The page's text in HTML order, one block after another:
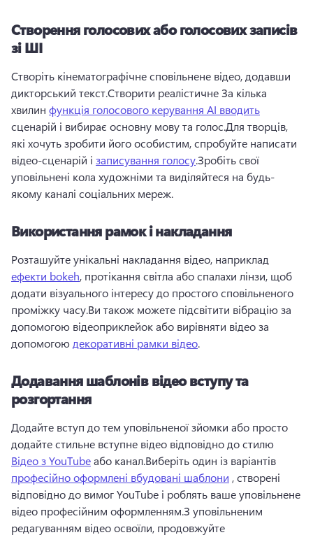
Створення голосових або голосових записів
зі ШІ
Створіть кінематографічне сповільнене відео, додавши
дикторський текст.Створити реалістичне За кілька
хвилин функція голосового керування AI вводить
сценарій і вибирає основну мову та голос.Для творців,
які хочуть зробити його особистим, спробуйте написати
відео-сценарій і записування голосу.Зробіть свої
уповільнені кола художніми та виділяйтеся на будь-
якому каналі соціальних мереж.
Використання рамок і накладання
Розташуйте унікальні накладання відео, наприклад
ефекти bokeh, протікання світла або спалахи лінзи, щоб
додати візуального інтересу до простого сповільненого
проміжку часу.Ви також можете підсвітити вібрацію за
допомогою відеоприклейок або вирівняти відео за
допомогою декоративні рамки відео.
Додавання шаблонів відео вступу та
розгортання
Додайте вступ до тем уповільненої зйомки або просто
додайте стильне вступне відео відповідно до стилю
Відео з YouTube або канал.Виберіть один із варіантів
професійно оформлені вбудовані шаблони , створені
відповідно до вимог YouTube і роблять ваше уповільнене
відео професійним оформленням.З уповільненим
редагуванням відео освоїли, продовжуйте